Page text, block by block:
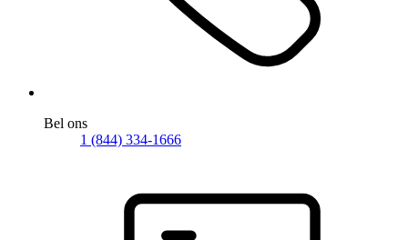
Bel ons
1 (844) 334-1666